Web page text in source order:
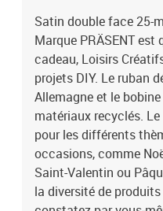
Satin double face 25-
Marque PRÄSENT est
cadeau, Loisirs
projets DIY. Le ruban
Allemagne et le
matériaux recyclés.
pour les différents
occasions, comme
Saint-Valentin ou
la diversité de produits